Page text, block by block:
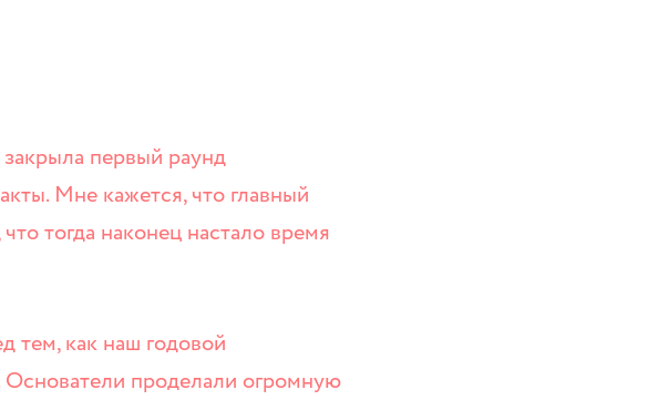
первый раунд
Мне кажется, что главный
тогда наконец настало время
тем, как наш годовой
проделали огромную